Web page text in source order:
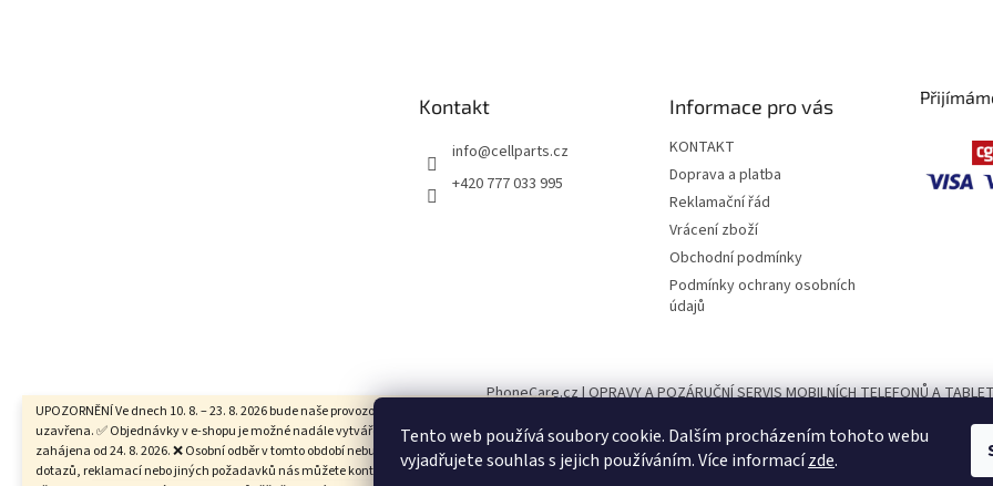
Tento web používá soubory cookie. Dalším procházením tohoto webu
vyjadřujete souhlas s jejich používáním. Více informacízde.
UPOZORNĚNÍ Ve dnech 10. 8. – 23. 8. 2026 bude naše provozovna z důvodu dovolené
uzavřena. ✅ Objednávky v e-shopu je možné nadále vytvářet, jejich expedice bude
zahájena od 24. 8. 2026. ❌ Osobní odběr v tomto období nebude možný. 📧 V případě
dotazů, reklamací nebo jiných požadavků nás můžete kontaktovat e-mailem nebo
Kontakt
info@cellparts.cz
+420 777 033 995
Informace pro vás
KONTAKT
Doprava a platba
Reklamační řád
Vrácení zboží
Obchodní podmínky
Podmínky ochrany osobních
údajů
PhoneCare.cz | OPRAVY A POZÁRUČNÍ SERVIS MOBILNÍCH TELEFONŮ A
PhoneParts.cz